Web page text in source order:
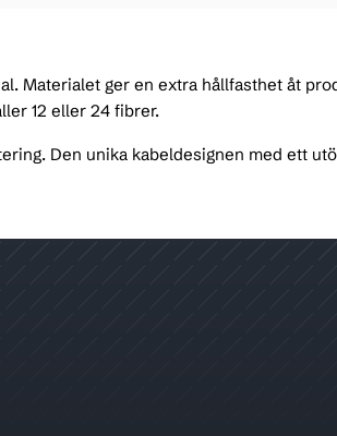
Materialet ger en extra hållfasthet åt
12 eller 24 fibrer.
Den unika kabeldesignen med ett